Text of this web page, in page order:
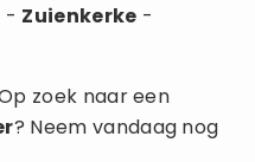
- Zuienkerke -
zoek naar een
? Neem vandaag nog